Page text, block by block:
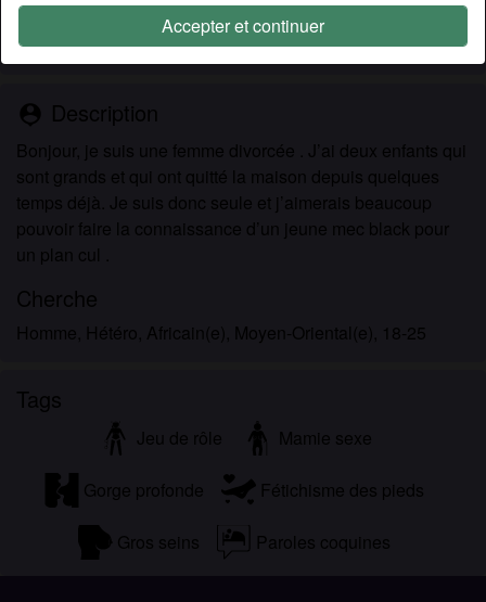
Accepter et continuer
Oui
Fumeur(euse):
À l'occasion
person_pin Description
Bonjour, je suis une femme divorcée . J’ai deux enfants qui
sont grands et qui ont quitté la maison depuis quelques
temps déjà. Je suis donc seule et j’aimerais beaucoup
pouvoir faire la connaissance d’un jeune mec black pour
un plan cul .
Cherche
Homme, Hétéro, Africain(e), Moyen-Oriental(e), 18-25
Tags
Jeu de rôle Mamie sexe
Gorge profonde Fétichisme des pieds
Gros seins Paroles coquines